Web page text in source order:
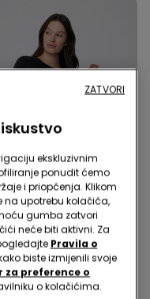
Majica Dugih
s Valovitim
ekskluzivnim
ponudit ćemo
i priopćenja. Klikom
na upotrebu kolačića,
gumba zatvori
neće biti aktivni. Za
Pravila o
biste izmijenili svoje
za preference o
o kolačićima.
ZATVORI